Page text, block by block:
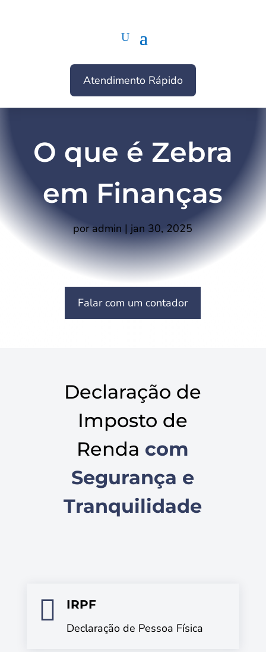
Atendimento Rápido
O que é Zebra
em Finanças
poradmin | jan 30, 2025
Falar com um contador
Declaração de
Imposto de
Renda com
Segurança e
Tranquilidade

IRPF
Declaração de Pessoa Física